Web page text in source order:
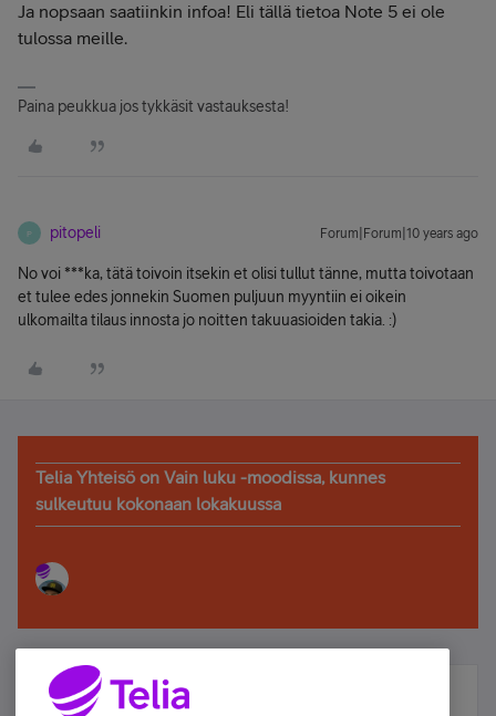
Ja nopsaan saatiinkin infoa! Eli tällä tietoa Note 5 ei ole
tulossa meille.
Paina peukkua jos tykkäsit vastauksesta!
P pitopeli Forum|Forum|10 years ago
No voi ***ka, tätä toivoin itsekin et olisi tullut tänne, mutta toivotaan
et tulee edes jonnekin Suomen puljuun myyntiin ei oikein
ulkomailta tilaus innosta jo noitten takuuasioiden takia. :)
Telia Yhteisö on Vain luku -moodissa, kunnes
sulkeutuu kokonaan lokakuussa
Älä jää paitsi – osallistu ja voita!